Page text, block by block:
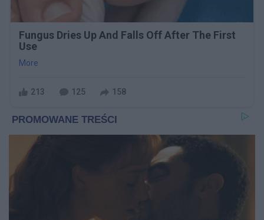
Fungus Dries Up And Falls Off After The First
Use
More
213 125 158